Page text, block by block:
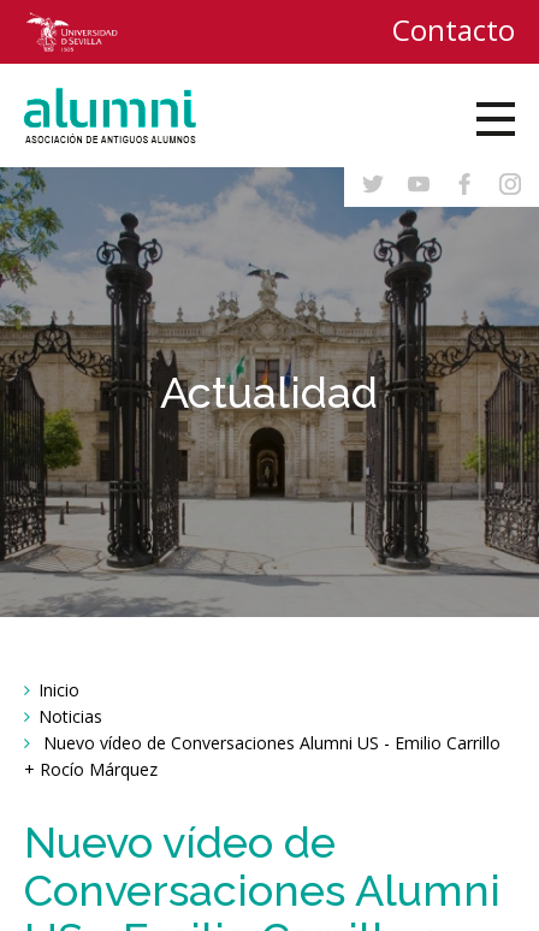
Contacto
Actualidad
Breadcrumbs
You
are
here:
Inicio
Noticias
Nuevo vídeo de Conversaciones Alumni US - Emilio Carrillo
+ Rocío Márquez
Nuevo vídeo de
Conversaciones Alumni